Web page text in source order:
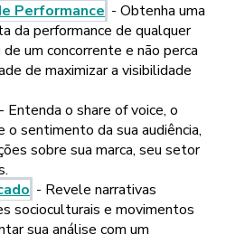
Performance - Obtenha uma
da performance de qualquer
um concorrente e não perca
de maximizar a visibilidade
- Entenda o share of voice, o
sentimento da sua audiência,
sobre sua marca, seu setor
- Revele narrativas
socioculturais e movimentos
sua análise com um